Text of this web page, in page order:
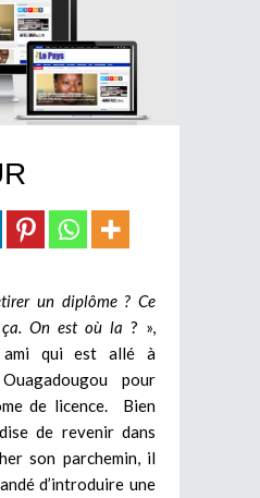
un diplôme ? Ce
ça. On est où la ? »,
ami qui est allé à
pour
de licence. Bien
de revenir dans
son parchemin, il
d’introduire une